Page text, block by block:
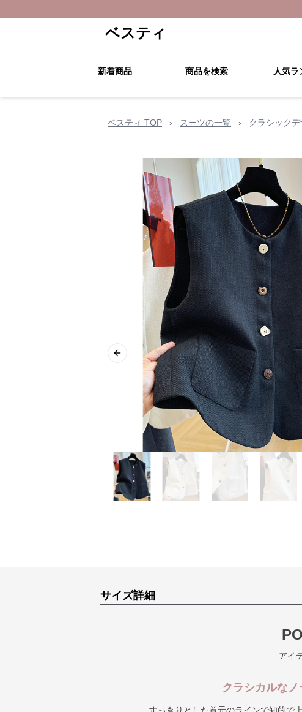
ベスティ
新着商品 商品を検索 人気ラ
ベスティ TOP › スーツの一覧 › クラシック
Previous slide
サイズ詳細
アイ
クラシカルな